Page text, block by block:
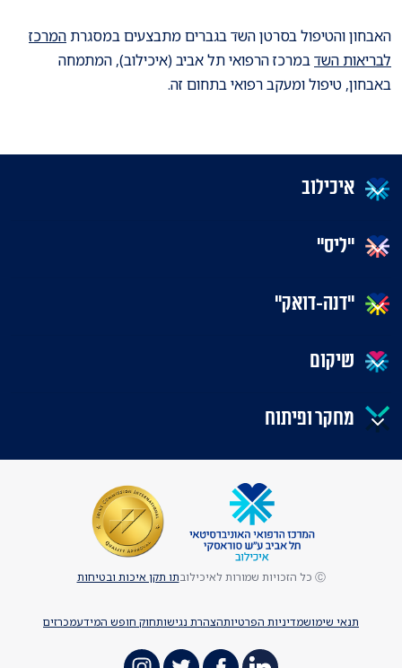
האבחון והטיפול בסרטן השד בגברים מתבצעים במסגרתהמרכז
לבריאות השדבמרכז הרפואי תל אביב (איכילוב), המתמחה
באבחון, טיפול ומעקב רפואי בתחום זה.
איכילוב
"ליס"
"דנה-דואק"
שיקום
מחקר ופיתוח
תנאי שימושמדיניות הפרטיותהצהרת נגישותחוק חופש המידעמכרזים
Ⓒ כל הזכויות שמורות לאיכילוב תו תקן איכות ובטיחות